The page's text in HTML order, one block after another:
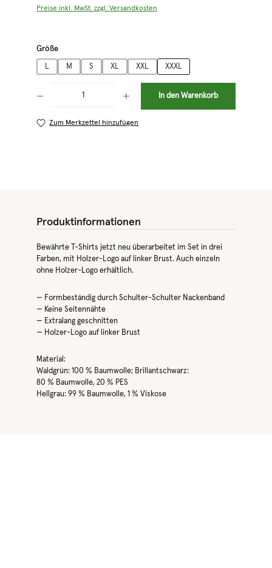
Preise inkl. MwSt. zzgl. Versandkosten
Größeauswählen
L M S XL XXL XXXL
In den Warenkorb
Zum Merkzettel hinzufügen
Produktinformationen
Bewährte T-Shirts jetzt neu überarbeitet im Set in drei
Farben, mit Holzer-Logo auf linker Brust. Auch einzeln
ohne Holzer-Logo erhältlich.
— Formbeständig durch Schulter-Schulter Nackenband
— Keine Seitennähte
— Extralang geschnitten
— Holzer-Logo auf linker Brust
Material:
Waldgrün: 100 % Baumwolle; Brillantschwarz:
80 % Baumwolle, 20 % PES
Hellgrau: 99 % Baumwolle, 1 % Viskose